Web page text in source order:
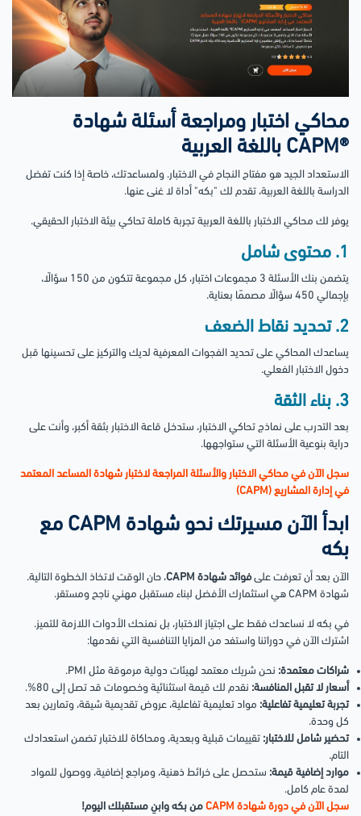
محاكي اختبار ومراجعة أسئلة شهادة
®CAPM باللغة العربية
الاستعداد الجيد هو مفتاح النجاح في الاختبار. ولمساعدتك، خاصة إذا كنت تفضل
الدراسة باللغة العربية، تقدم لك "بكه" أداة لا غنى عنها.
يوفر لك محاكي الاختبار باللغة العربية تجربة كاملة تحاكي بيئة الاختبار الحقيقي.
1. محتوى شامل
يتضمن بنك الأسئلة 3 مجموعات اختبار، كل مجموعة تتكون من 150 سؤالًا،
بإجمالي 450 سؤالًا مصممًا بعناية.
2. تحديد نقاط الضعف
يساعدك المحاكي على تحديد الفجوات المعرفية لديك والتركيز على تحسينها قبل
دخول الاختبار الفعلي.
3. بناء الثقة
بعد التدرب على نماذج تحاكي الاختبار، ستدخل قاعة الاختبار بثقة أكبر، وأنت على
دراية بنوعية الأسئلة التي ستواجهها.
سجل الآن في محاكي الاختبار والأسئلة المراجعة لاختبار شهادة المساعد المعتمد
في إدارة المشاريع (CAPM)
ابدأ الآن مسيرتك نحو شهادة CAPM مع
بكه
الآن بعد أن تعرفت علىفوائد شهادة CAPM
، حان الوقت لاتخاذ الخطوة التالية.
شهادة CAPM هي استثمارك الأفضل لبناء مستقبل مهني ناجح ومستقر.
في بكه لا نساعدك فقط على اجتياز الاختبار، بل نمنحك الأدوات اللازمة للتميز.
اشترك الآن في دوراتنا واستفد من المزايا التنافسية التي نقدمها:
شراكات معتمدة: نحن شريك معتمد لهيئات دولية مرموقة مثل PMI.
أسعار لا تقبل المنافسة: نقدم لك قيمة استثنائية وخصومات قد تصل إلى 80%.
تجربة تعليمية تفاعلية: مواد تعليمية تفاعلية، عروض تقديمية شيقة، وتمارين بعد
كل وحدة.
تحضير شامل للاختبار: تقييمات قبلية وبعدية، ومحاكاة للاختبار تضمن استعدادك
التام.
موارد إضافية قيمة: ستحصل على خرائط ذهنية، ومراجع إضافية، ووصول للمواد
لمدة عام كامل.
سجل الآن في دورة شهادة CAPM
من بكه وابنِ مستقبلك اليوم!